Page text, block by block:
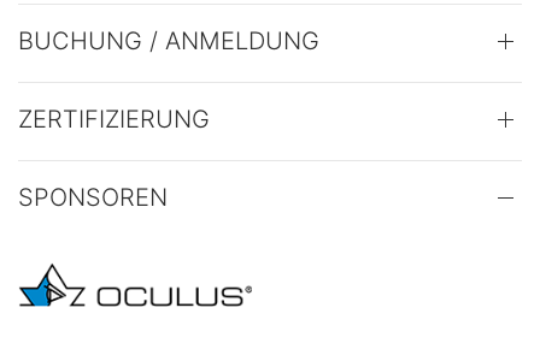
BUCHUNG / ANMELDUNG
ZERTIFIZIERUNG
SPONSOREN